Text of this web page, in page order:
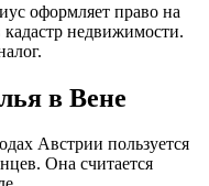
оформляет право на
недвижимости.
в Вене
Австрии пользуется
Она считается